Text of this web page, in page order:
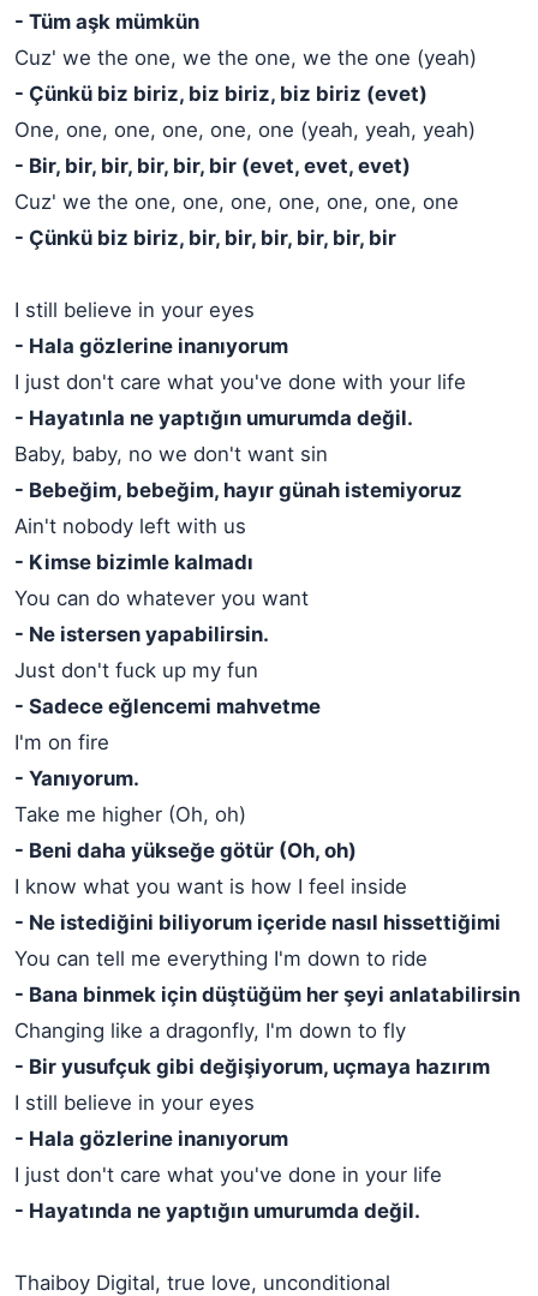
- Tüm aşk mümkün
Cuz' we the one, we the one, we the one (yeah)
- Çünkü biz biriz, biz biriz, biz biriz (evet)
One, one, one, one, one, one (yeah, yeah, yeah)
- Bir, bir, bir, bir, bir, bir (evet, evet, evet)
Cuz' we the one, one, one, one, one, one, one
- Çünkü biz biriz, bir, bir, bir, bir, bir, bir
I still believe in your eyes
- Hala gözlerine inanıyorum
I just don't care what you've done with your life
- Hayatınla ne yaptığın umurumda değil.
Baby, baby, no we don't want sin
- Bebeğim, bebeğim, hayır günah istemiyoruz
Ain't nobody left with us
- Kimse bizimle kalmadı
You can do whatever you want
- Ne istersen yapabilirsin.
Just don't fuck up my fun
- Sadece eğlencemi mahvetme
I'm on fire
- Yanıyorum.
Take me higher (Oh, oh)
- Beni daha yükseğe götür (Oh, oh)
I know what you want is how I feel inside
- Ne istediğini biliyorum içeride nasıl hissettiğimi
You can tell me everything I'm down to ride
- Bana binmek için düştüğüm her şeyi anlatabilirsin
Changing like a dragonfly, I'm down to fly
- Bir yusufçuk gibi değişiyorum, uçmaya hazırım
I still believe in your eyes
- Hala gözlerine inanıyorum
I just don't care what you've done in your life
- Hayatında ne yaptığın umurumda değil.
Thaiboy Digital, true love, unconditional